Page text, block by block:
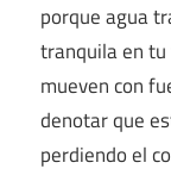
porque agua
tranquila en tu
mueven con
denotar que
perdiendo el